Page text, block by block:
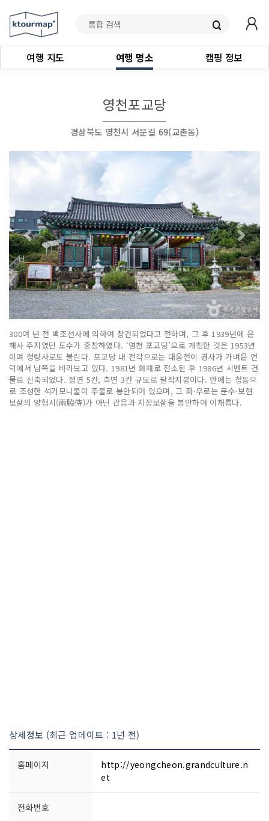
여행 지도 여행 명소 캠핑 정보
영천포교당
경상북도 영천시 서문길 69(교촌동)
300여 년 전 백조선사에 의하여 창건되었다고 전하며, 그 후 1939년에 은
해사 주지였던 도수가 중창하였다. ‘영천 포교당’으로 개칭한 것은 1953년
이며 청량사로도 불린다. 포교당 내 전각으로는 대웅전이 경사가 가벼운 언
덕에서 남쪽을 바라보고 있다. 1981년 화재로 전소된 후 1986년 시멘트 건
물로 신축되었다. 정면 5칸, 측면 3칸 규모로 팔작지붕이다. 안에는 청동으
로 조성한 석가모니불이 주불로 봉안되어 있으며, 그 좌·우로는 문수·보현
보살의 양협시(兩脇侍)가 아닌 관음과 지장보살을 봉안하여 이채롭다.
상세정보 (최근 업데이트 : 1년 전)
홈페이지
http://yeongcheon.grandculture.n
et
전화번호